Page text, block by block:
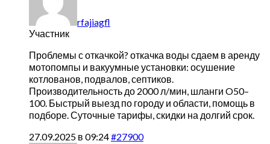
rfajiagfl
Участник
Проблемы с откачкой? откачка воды сдаем в аренду
мотопомпы и вакуумные установки: осушение
котлованов, подвалов, септиков.
Производительность до 2000 л/мин, шланги O50–
100. Быстрый выезд по городу и области, помощь в
подборе. Суточные тарифы, скидки на долгий срок.
27.09.2025 в 09:24#27900